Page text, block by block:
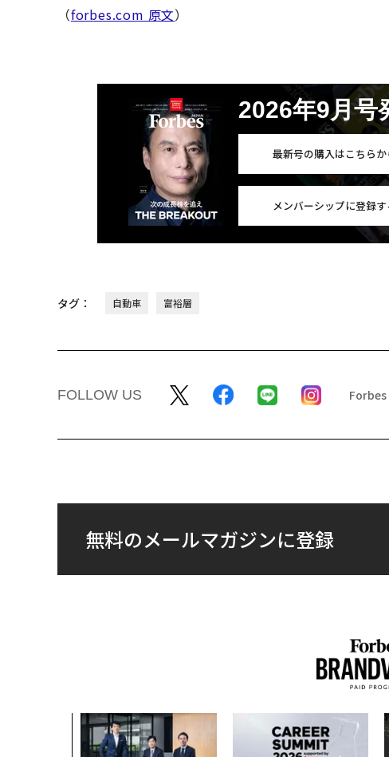
（forbes.com 原文）
2026年9月号
最新号の購入はこちらか
メンバーシップに登録す
タグ： 自動車 富裕層
FOLLOW US Forbes
無料のメールマガジンに登録